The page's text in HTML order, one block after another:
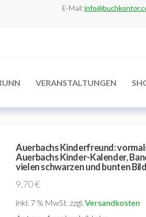
E-Mail:
VERANSTALTUNGEN
Auerbachs Kinderfreund:
Auerbachs Kinder-Kalender,
vielen schwarzen und bunten
9,70€
inkl. 7 % MwSt. zzgl. Versandkosten